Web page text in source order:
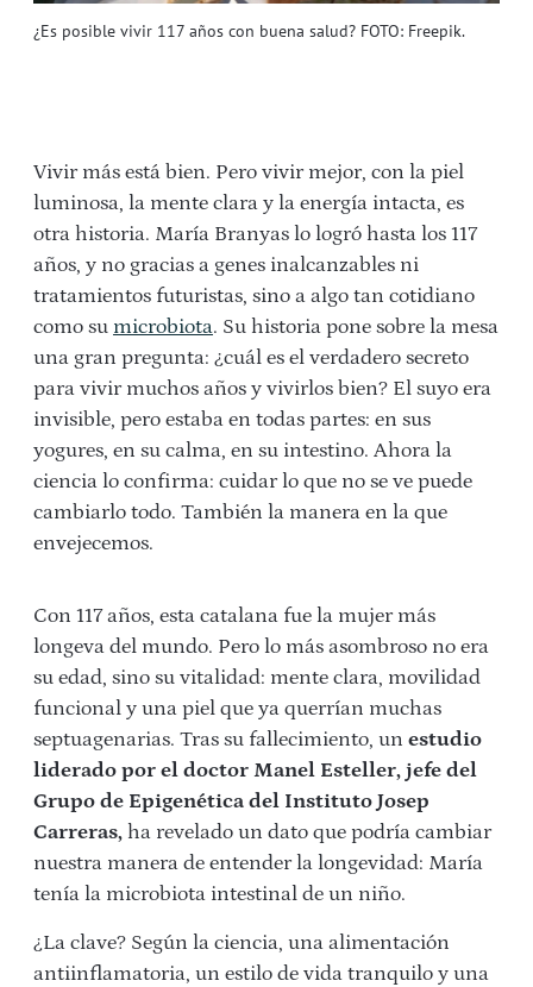
¿Es posible vivir 117 años con buena salud? FOTO: Freepik.
Vivir más está bien. Pero vivir mejor, con la piel
luminosa, la mente clara y la energía intacta, es
otra historia. María Branyas lo logró hasta los 117
años, y no gracias a genes inalcanzables ni
tratamientos futuristas, sino a algo tan cotidiano
como su microbiota. Su historia pone sobre la mesa
una gran pregunta: ¿cuál es el verdadero secreto
para vivir muchos años y vivirlos bien? El suyo era
invisible, pero estaba en todas partes: en sus
yogures, en su calma, en su intestino. Ahora la
ciencia lo confirma: cuidar lo que no se ve puede
cambiarlo todo. También la manera en la que
envejecemos.
Con 117 años, esta catalana fue la mujer más
longeva del mundo. Pero lo más asombroso no era
su edad, sino su vitalidad: mente clara, movilidad
funcional y una piel que ya querrían muchas
septuagenarias. Tras su fallecimiento, un estudio
liderado por el doctor Manel Esteller, jefe del
Grupo de Epigenética del Instituto Josep
Carreras, ha revelado un dato que podría cambiar
nuestra manera de entender la longevidad: María
tenía la microbiota intestinal de un niño.
¿La clave? Según la ciencia, una alimentación
antiinflamatoria, un estilo de vida tranquilo y una